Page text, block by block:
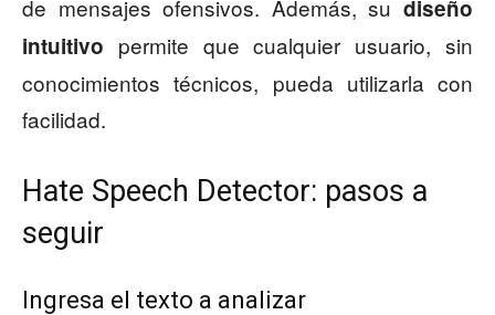
de mensajes ofensivos. Además, su diseño
intuitivo permite que cualquier usuario, sin
conocimientos técnicos, pueda utilizarla con
facilidad.
Hate Speech Detector: pasos a
seguir
Ingresa el texto a analizar